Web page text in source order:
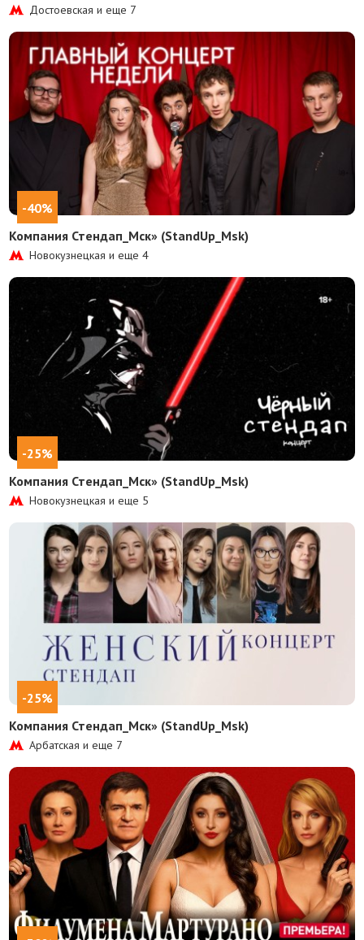
Достоевская и еще 7
-40%
Компания Стендап_Мск» (StandUp_Msk)
Новокузнецкая и еще4
-25%
Компания Стендап_Мск» (StandUp_Msk)
Новокузнецкая и еще 5
-25%
Компания Стендап_Мск» (StandUp_Msk)
Арбатская и еще 7